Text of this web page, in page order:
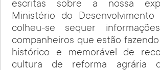
escritas sobre a nossa
Ministério do Desenvolvimento
colheu-se sequer
companheiros que estão
histórico e memorável de
cultura de reforma agrária